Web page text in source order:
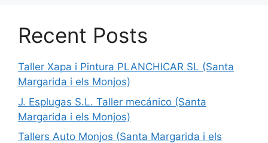
Recent Posts
Taller Xapa i Pintura PLANCHICAR SL (Santa
Margarida i els Monjos)
J. Esplugas S.L. Taller mecánico (Santa
Margarida i els Monjos)
Tallers Auto Monjos (Santa Margarida i els